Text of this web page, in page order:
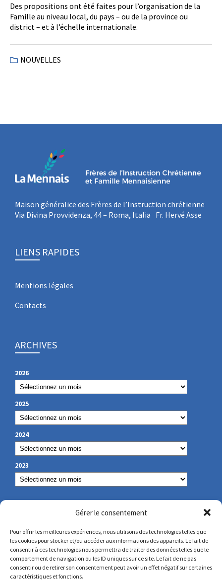
Gérer le consentement
Pour offrir les meilleures expériences, nous utilisons des technologies telles que
les cookies pour stocker et/ou accéder aux informations des appareils. Le fait de
consentir à ces technologies nous permettra de traiter des données telles que le
comportement de navigation ou les ID uniques sur ce site. Le fait de ne pas
consentir ou de retirer son consentement peut avoir un effet négatif sur certaines
caractéristiques et fonctions.
Des propositions ont été faites pour l’organisation de la
Famille au niveau local, du pays – ou de la province ou
district – et à l’échelle internationale.
NOUVELLES
Maison généralice des Frères de l’Instruction chrétienne
Via Divina Provvidenza, 44 – Roma, Italia Fr. Hervé Asse
LIENS RAPIDES
Mentions légales
Contacts
ARCHIVES
2026
2025
2024
2023
NOS COORDONNÉES
secretariat@lamennais.org
protectionenfance@lamennais.org